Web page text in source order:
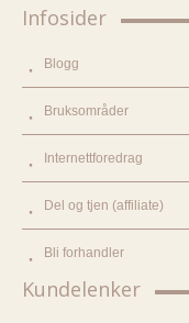
Infosider
Blogg
Bruksområder
Internettforedrag
Del og tjen (affiliate)
Bli forhandler
Kundelenker